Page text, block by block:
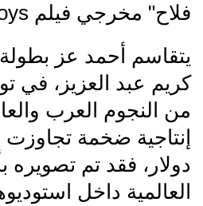
فلاح" مخرجي فيلم Bad Boys الشهير
يتقاسم أحمد عز بطولة
كريم عبد العزيز، في
من النجوم العرب
دولار، فقد تم تصويره